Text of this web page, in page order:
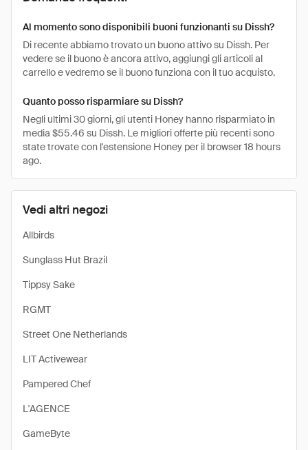
Vedi altri negozi
Allbirds
Sunglass Hut Brazil
Tippsy Sake
RGMT
Street One Netherlands
LIT Activewear
Pampered Chef
L'AGENCE
GameByte
Al momento sono disponibili buoni funzionanti su Dissh?
Di recente abbiamo trovato un buono attivo su Dissh. Per
vedere se il buono è ancora attivo, aggiungi gli articoli al
carrello e vedremo se il buono funziona con il tuo acquisto.
Quanto posso risparmiare su Dissh?
Negli ultimi 30 giorni, gli utenti Honey hanno risparmiato in
media $55.46 su Dissh. Le migliori offerte più recenti sono
state trovate con l'estensione Honey per il browser 18 hours
ago.